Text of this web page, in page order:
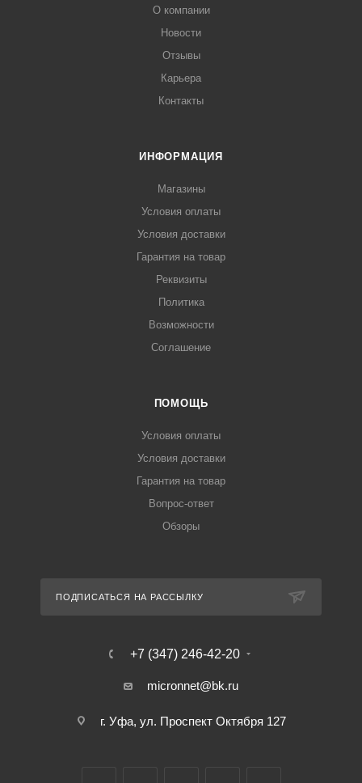
О компании
Новости
Отзывы
Карьера
Контакты
ИНФОРМАЦИЯ
Магазины
Условия оплаты
Условия доставки
Гарантия на товар
Реквизиты
Политика
Возможности
Соглашение
ПОМОЩЬ
Условия оплаты
Условия доставки
Гарантия на товар
Вопрос-ответ
Обзоры
ПОДПИСАТЬСЯ НА РАССЫЛКУ
+7 (347) 246-42-20
micronnet@bk.ru
г. Уфа, ул. Проспект Октября 127